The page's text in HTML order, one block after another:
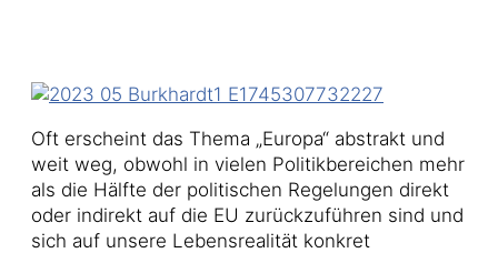
Oft erscheint das Thema „Europa“ abstrakt und
weit weg, obwohl in vielen Politikbereichen mehr
als die Hälfte der politischen Regelungen direkt
oder indirekt auf die EU zurückzuführen sind und
sich auf unsere Lebensrealität konkret